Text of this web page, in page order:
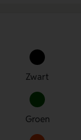
Zwart
Groen